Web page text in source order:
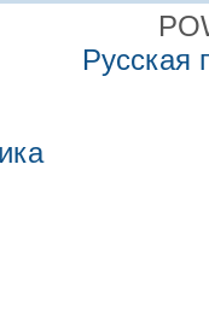
Русская